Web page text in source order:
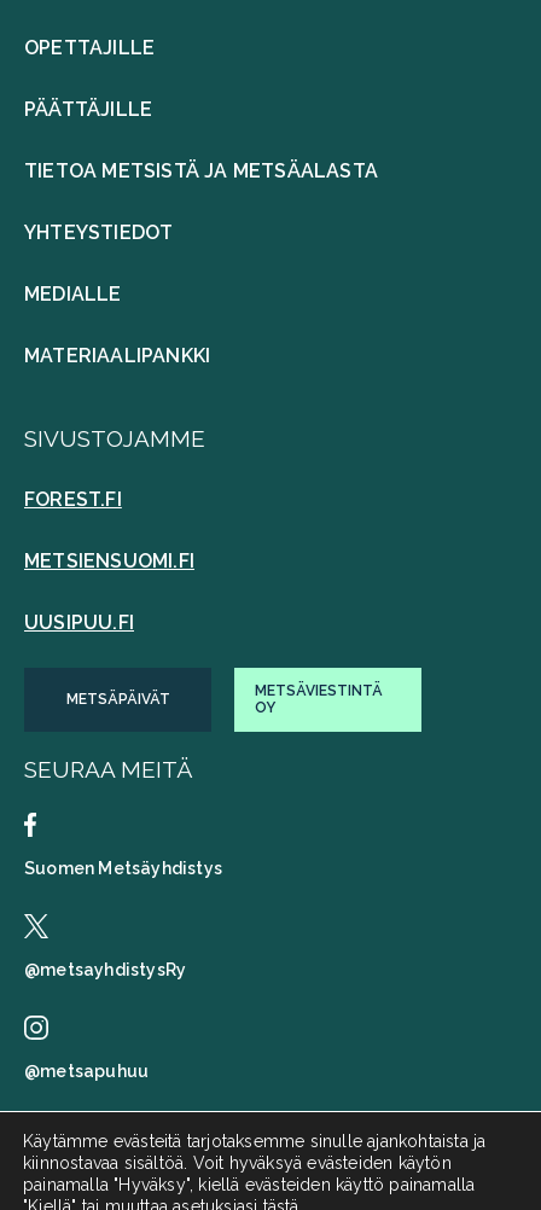
OPETTAJILLE
PÄÄTTÄJILLE
TIETOA METSISTÄ JA METSÄALASTA
YHTEYSTIEDOT
MEDIALLE
MATERIAALIPANKKI
SIVUSTOJAMME
FOREST.FI
METSIENSUOMI.FI
UUSIPUU.FI
METSÄPÄIVÄT
METSÄVIESTINTÄ
OY
SEURAA MEITÄ
Suomen Metsäyhdistys
@metsayhdistysRy
@metsapuhuu
Suomen metsäyhdistys
Käytämme evästeitä tarjotaksemme sinulle ajankohtaista ja
kiinnostavaa sisältöä. Voit hyväksyä evästeiden käytön
painamalla "Hyväksy", kiellä evästeiden käyttö painamalla